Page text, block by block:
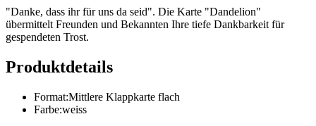
"Danke, dass ihr für uns da seid". Die Karte "Dandelion"
übermittelt Freunden und Bekannten Ihre tiefe Dankbarkeit für
gespendeten Trost.
Produktdetails
Format:Mittlere Klappkarte flach
Farbe:weiss